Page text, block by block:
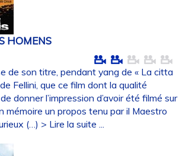
HOMENS
de son titre, pendant yang de « La citta
Fellini, que ce film dont la qualité
donner l’impression d’avoir été filmé sur
mémoire un propos tenu par il Maestro
(…) > Lire la suite ...